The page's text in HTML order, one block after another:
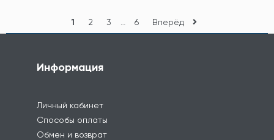
1 2 3 6 Вперёд
Информация
Личный кабинет
Способы оплаты
Обмен и возврат